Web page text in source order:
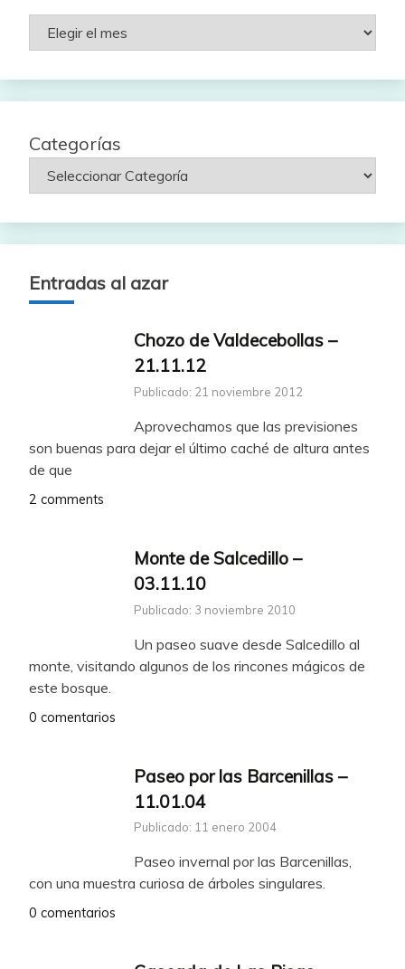
Rutas
por
Categorías
Entradas al azar
Chozo de Valdecebollas –
21.11.12
Publicado: 21 noviembre 2012
Aprovechamos que las previsiones
son buenas para dejar el último caché de altura antes
de que
2 comments
Monte de Salcedillo –
03.11.10
Publicado: 3 noviembre 2010
Un paseo suave desde Salcedillo al
monte, visitando algunos de los rincones mágicos de
este bosque.
0 comentarios
Paseo por las Barcenillas –
11.01.04
Publicado: 11 enero 2004
Paseo invernal por las Barcenillas,
con una muestra curiosa de árboles singulares.
0 comentarios